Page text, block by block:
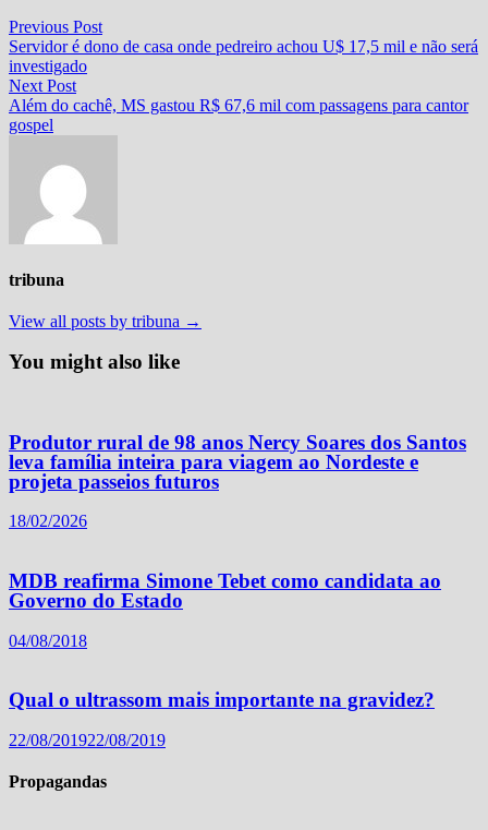
Navegação
de
Post
Previous PostPrevious
post:
Servidor é dono de casa onde pedreiro achou U$ 17,5 mil e não será
investigado
Next PostNext
post:
Além do cachê, MS gastou R$ 67,6 mil com passagens para cantor
gospel
tribuna
View all posts by tribuna →
You might also like
Produtor rural de 98 anos Nercy Soares dos Santos
leva família inteira para viagem ao Nordeste e
projeta passeios futuros
18/02/2026
MDB reafirma Simone Tebet como candidata ao
Governo do Estado
04/08/2018
Qual o ultrassom mais importante na gravidez?
22/08/201922/08/2019
Propagandas